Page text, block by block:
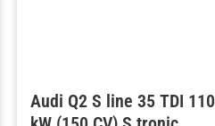
Audi Q2 S line 35 TDI 110